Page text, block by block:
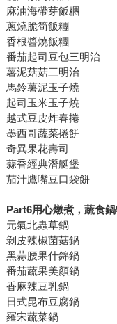
麻油海帶芽飯糰
蔥燒脆筍飯糰
香根醬燒飯糰
番茄起司豆包三明治
薯泥菇菇三明治
馬鈴薯泥玉子燒
起司玉米玉子燒
越式豆皮炸春捲
墨西哥蔬菜捲餅
奇異果花壽司
蒜香經典潛艇堡
茄汁鷹嘴豆口袋餅
Part6用心燉煮，蔬食
元氣北蟲草鍋
剝皮辣椒菌菇鍋
黑蒜腰果什錦鍋
番茄蔬果美顏鍋
香麻辣豆乳鍋
日式昆布豆腐鍋
羅宋蔬菜鍋